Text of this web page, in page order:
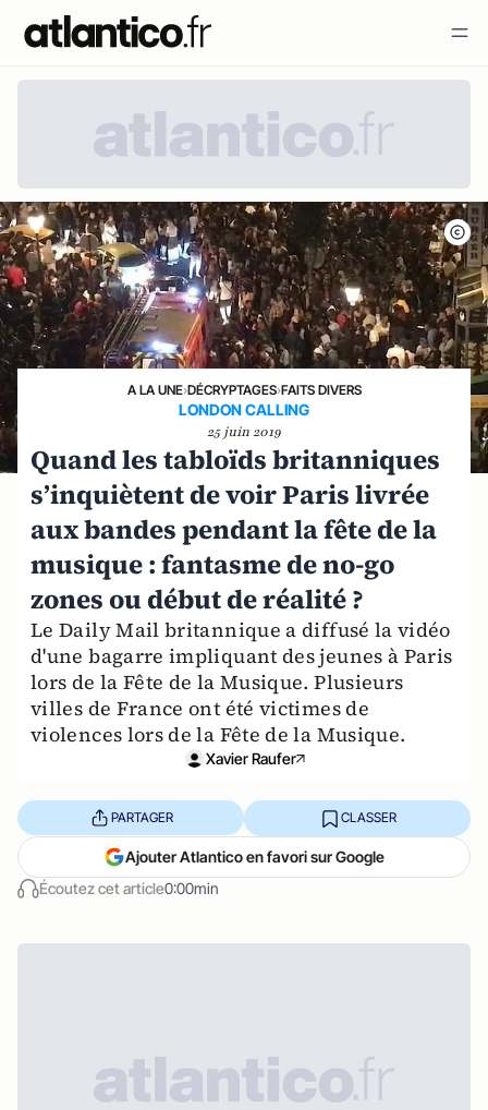
A LA UNE›DÉCRYPTAGES›FAITS DIVERS
LONDON CALLING
25 juin 2019
Quand les tabloïds britanniques
s’inquiètent de voir Paris livrée
aux bandes pendant la fête de la
musique : fantasme de no-go
zones ou début de réalité ?
Le Daily Mail britannique a diffusé la vidéo
d'une bagarre impliquant des jeunes à Paris
lors de la Fête de la Musique. Plusieurs
villes de France ont été victimes de
violences lors de la Fête de la Musique.
Xavier Raufer
Écoutez cet article0:00min
PARTAGER CLASSER
Ajouter Atlantico en favori sur Google